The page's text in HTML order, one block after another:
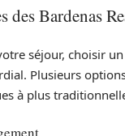
des Bardenas
séjour, choisir
Plusieurs
à plus